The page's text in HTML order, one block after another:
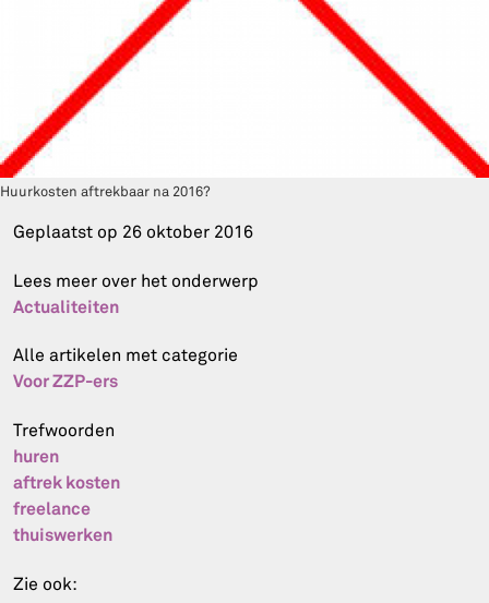
Huurkosten aftrekbaar na 2016?
Geplaatst op 26 oktober 2016
Lees meer over het onderwerp
Actualiteiten
Alle artikelen met categorie
Voor ZZP-ers
Trefwoorden
huren
aftrek kosten
freelance
thuiswerken
Zie ook: